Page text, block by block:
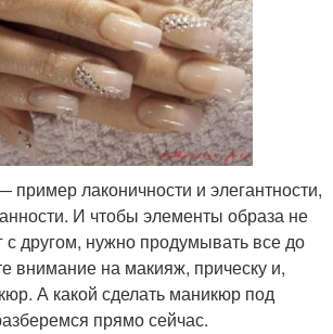
лаконичности и элегантности,
И чтобы элементы образа не
с другом, нужно продумывать все до
внимание на макияж, прическу и,
А какой сделать маникюр под
прямо сейчас.